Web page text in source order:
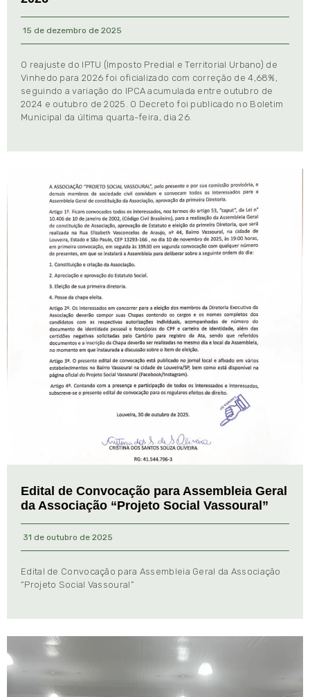
15 de dezembro de 2025
O reajuste do IPTU (Imposto Predial e Territorial Urbano) de
Vinhedo para 2026 foi oficializado com correção de 4,68%,
seguindo a variação do IPCA acumulada entre outubro de
2024 e outubro de 2025. O Decreto foi publicado no Boletim
Municipal da última quarta-feira, dia 26.
Edital de Convocação para Assembleia Geral
da Associação “Projeto Social Vassoural”
31 de outubro de 2025
Edital de Convocação para Assembleia Geral da Associação
“Projeto Social Vassoural”